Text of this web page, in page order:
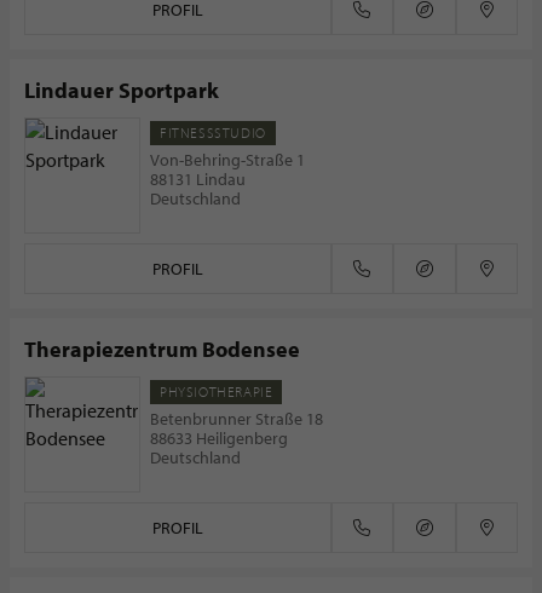
PROFIL
Lindauer Sportpark
FITNESSSTUDIO
Von-Behring-Straße 1
88131 Lindau
Deutschland
PROFIL
Therapiezentrum Bodensee
PHYSIOTHERAPIE
Betenbrunner Straße 18
88633 Heiligenberg
Deutschland
PROFIL